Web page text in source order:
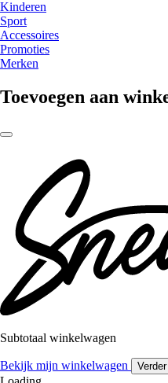
Kinderen
Sport
Accessoires
Promoties
Merken
Toevoegen aan
Subtotaal winkelwagen
Bekijk mijn winkelwagen